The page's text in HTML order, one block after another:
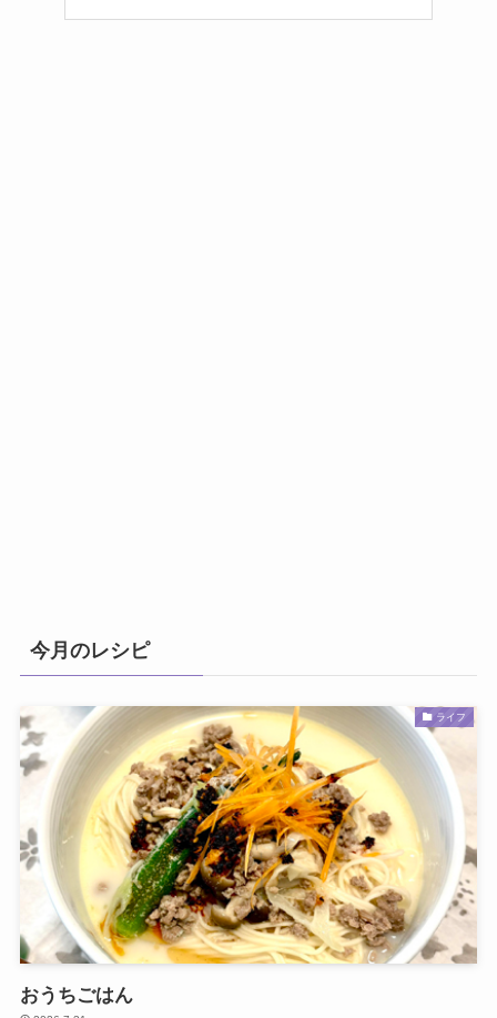
今月のレシピ
ライフ
おうちごはん